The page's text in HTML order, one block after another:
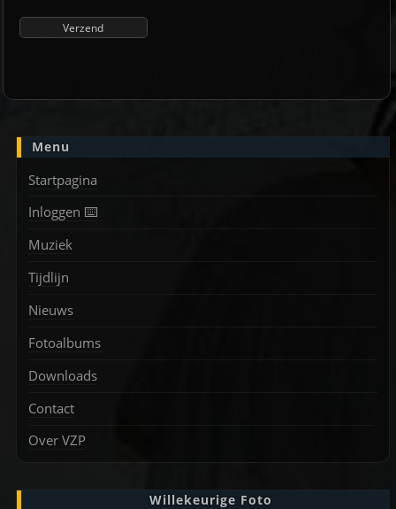
Menu
Startpagina
Inloggen ⌨️
Muziek
Tijdlijn
Nieuws
Fotoalbums
Downloads
Contact
Over VZP
Willekeurige Foto